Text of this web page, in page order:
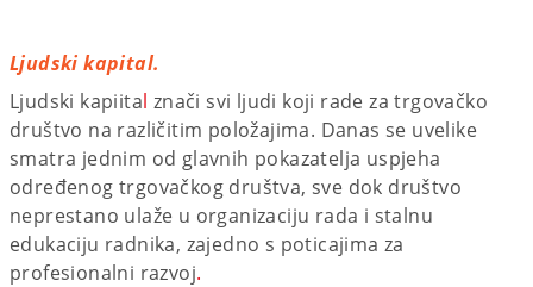
Ljudski kapital.
Ljudski kapiital znači svi ljudi koji rade za trgovačko
društvo na različitim položajima. Danas se uvelike
smatra jednim od glavnih pokazatelja uspjeha
određenog trgovačkog društva, sve dok društvo
neprestano ulaže u organizaciju rada i stalnu
edukaciju radnika, zajedno s poticajima za
profesionalni razvoj.